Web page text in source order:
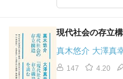
現代社会の存立
真木悠介 大澤真
147 4.20